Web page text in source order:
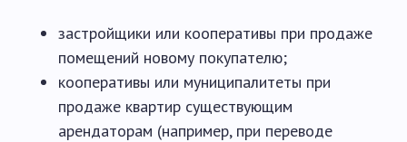
застройщики или кооперативы при продаже
помещений новому покупателю;
кооперативы или муниципалитеты при
продаже квартир существующим
арендаторам (например, при переводе